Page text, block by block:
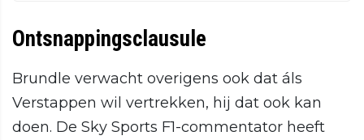
Ontsnappingsclausule
Brundle verwacht overigens ook dat áls
Verstappen wil vertrekken, hij dat ook kan
doen. De Sky Sports F1-commentator heeft